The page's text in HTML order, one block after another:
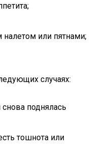
или пятнами;
случаях:
поднялась
тошнота или